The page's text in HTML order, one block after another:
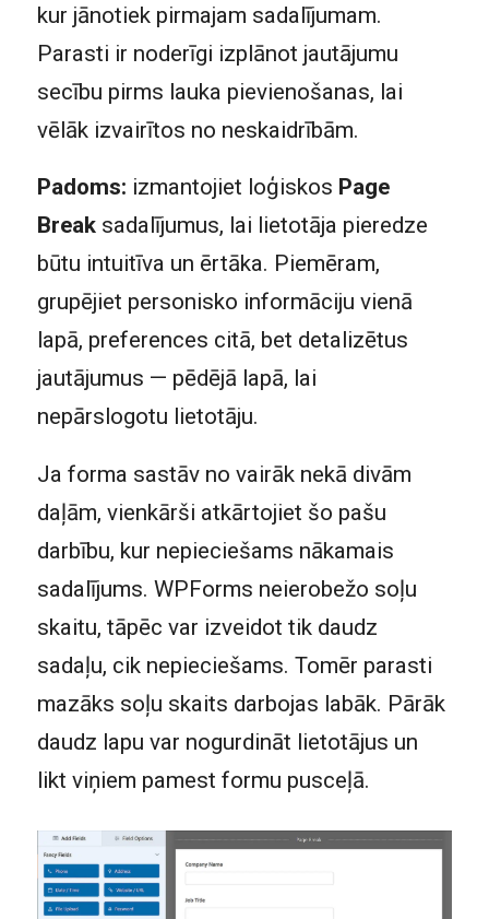
kur jānotiek pirmajam sadalījumam.
Parasti ir noderīgi izplānot jautājumu
secību pirms lauka pievienošanas, lai
vēlāk izvairītos no neskaidrībām.
Padoms: izmantojiet loģiskos Page
Breaksadalījumus, lai lietotāja pieredze
būtu intuitīva un ērtāka. Piemēram,
grupējiet personisko informāciju vienā
lapā, preferences citā, bet detalizētus
jautājumus — pēdējā lapā, lai
nepārslogotu lietotāju.
Ja forma sastāv no vairāk nekā divām
daļām, vienkārši atkārtojiet šo pašu
darbību, kur nepieciešams nākamais
sadalījums. WPForms neierobežo soļu
skaitu, tāpēc var izveidot tik daudz
sadaļu, cik nepieciešams. Tomēr parasti
mazāks soļu skaits darbojas labāk. Pārāk
daudz lapu var nogurdināt lietotājus un
likt viņiem pamest formu pusceļā.